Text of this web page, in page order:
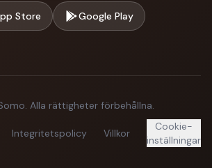
Store
Google Play
Alla rättigheter förbehållna.
Integritetspolicy Villkor
Cookie-
inställningar